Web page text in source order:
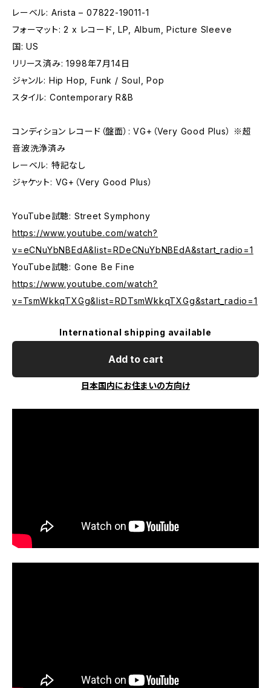
レーベル: Arista – 07822-19011-1
フォーマット: 2 x レコード, LP, Album, Picture Sleeve
国: US
リリース済み: 1998年7月14日
ジャンル: Hip Hop, Funk / Soul, Pop
スタイル: Contemporary R&B
コンディション レコード（盤面）: VG+（Very Good Plus） ※超
音波洗浄済み
レーベル: 特記なし
ジャケット: VG+（Very Good Plus）
YouTube試聴: Street Symphony
https://www.youtube.com/watch?
v=eCNuYbNBEdA&list=RDeCNuYbNBEdA&start_radio=1
YouTube試聴: Gone Be Fine
https://www.youtube.com/watch?
v=TsmWkkqTXGg&list=RDTsmWkkqTXGg&start_radio=1
International shipping available
Add to cart
日本国内にお住まいの方向け